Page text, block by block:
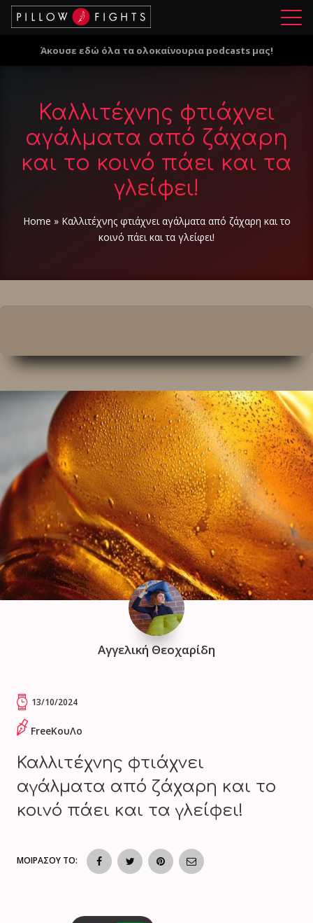
Μ
ο
Άκουσε εδώ όλα τα ολοκαίνουρια podcasts μας!
Καλλιτέχνης φτιάχνει
αγάλματα από ζάχαρη
και το κοινό πάει και τα
γλείφει!
Home » Καλλιτέχνης φτιάχνει αγάλματα από ζάχαρη και το
κοινό πάει και τα γλείφει!
Αγγελική Θεοχαρίδη
13/10/2024
FreeΚουΛο
Καλλιτέχνης φτιάχνει
αγάλματα από ζάχαρη και το
κοινό πάει και τα γλείφει!
ΜΟΙΡΑΣΟΥ ΤΟ: